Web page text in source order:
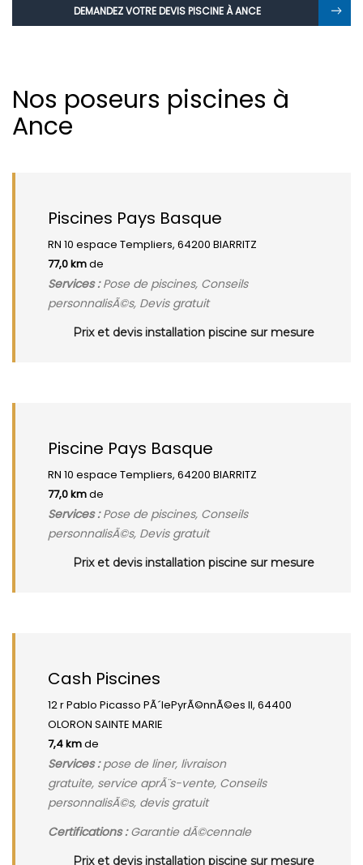
DEMANDEZ VOTRE DEVIS PISCINE À ANCE
Nos poseurs piscines à
Ance
Piscines Pays Basque
RN 10 espace Templiers, 64200 BIARRITZ
77,0 kmde
Services :Pose de piscines, Conseils
personnalisÃ©s, Devis gratuit
Prix et devis installation piscine sur mesure
Piscine Pays Basque
RN 10 espace Templiers, 64200 BIARRITZ
77,0 kmde
Services :Pose de piscines, Conseils
personnalisÃ©s, Devis gratuit
Prix et devis installation piscine sur mesure
Cash Piscines
12 r Pablo Picasso PÃ´lePyrÃ©nnÃ©es II, 64400
OLORON SAINTE MARIE
7,4 kmde
Services :pose de liner, livraison
gratuite, service aprÃ¨s-vente, Conseils
personnalisÃ©s, devis gratuit
Certifications :Garantie dÃ©cennale
Prix et devis installation piscine sur mesure